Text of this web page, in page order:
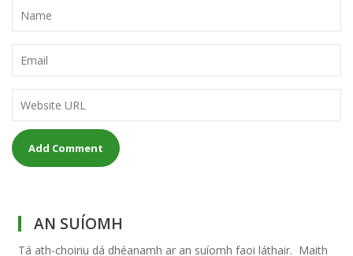
AN SUÍOMH
Tá ath-choiriu dá dhéanamh ar an suíomh faoi láthair. Maith